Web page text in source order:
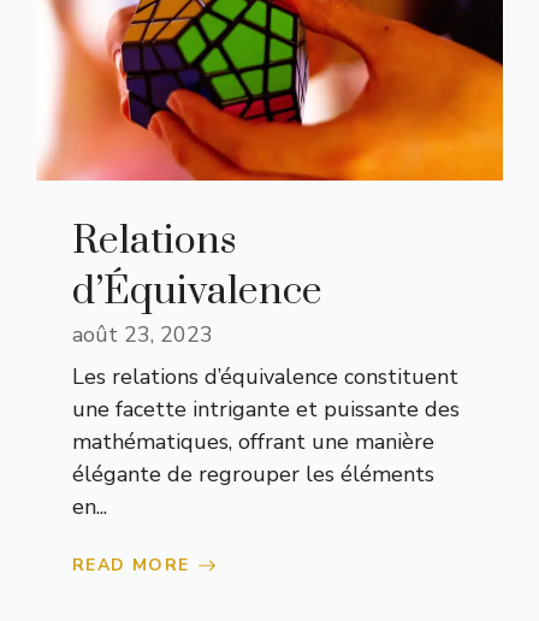
Relations
d’Équivalence
août 23, 2023
Les relations d’équivalence constituent
une facette intrigante et puissante des
mathématiques, offrant une manière
élégante de regrouper les éléments
en...
READ MORE